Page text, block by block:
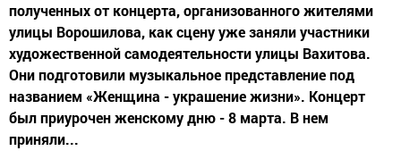
полученных от концерта, организованного жителями
улицы Ворошилова, как сцену уже заняли участники
художественной самодеятельности улицы Вахитова.
Они подготовили музыкальное представление под
названием «Женщина - украшение жизни». Концерт
был приурочен женскому дню - 8 марта. В нем
приняли...